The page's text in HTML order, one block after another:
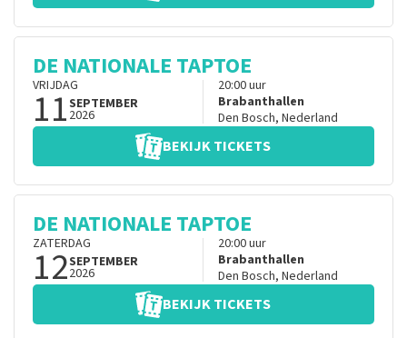
DE NATIONALE TAPTOE
VRIJDAG
11SEPTEMBER
2026
20:00uur
Brabanthallen
Den Bosch, Nederland
BEKIJK TICKETS
DE NATIONALE TAPTOE
ZATERDAG
12SEPTEMBER
2026
20:00uur
Brabanthallen
Den Bosch, Nederland
BEKIJK TICKETS